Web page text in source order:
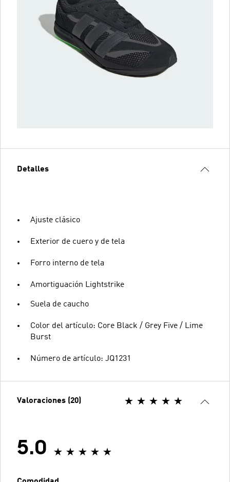
Detalles
Ajuste clásico
Exterior de cuero y de tela
Forro interno de tela
Amortiguación Lightstrike
Suela de caucho
Color del artículo: Core Black / Grey Five / Lime
Burst
Número de artículo: JQ1231
Valoraciones (20)
5.0